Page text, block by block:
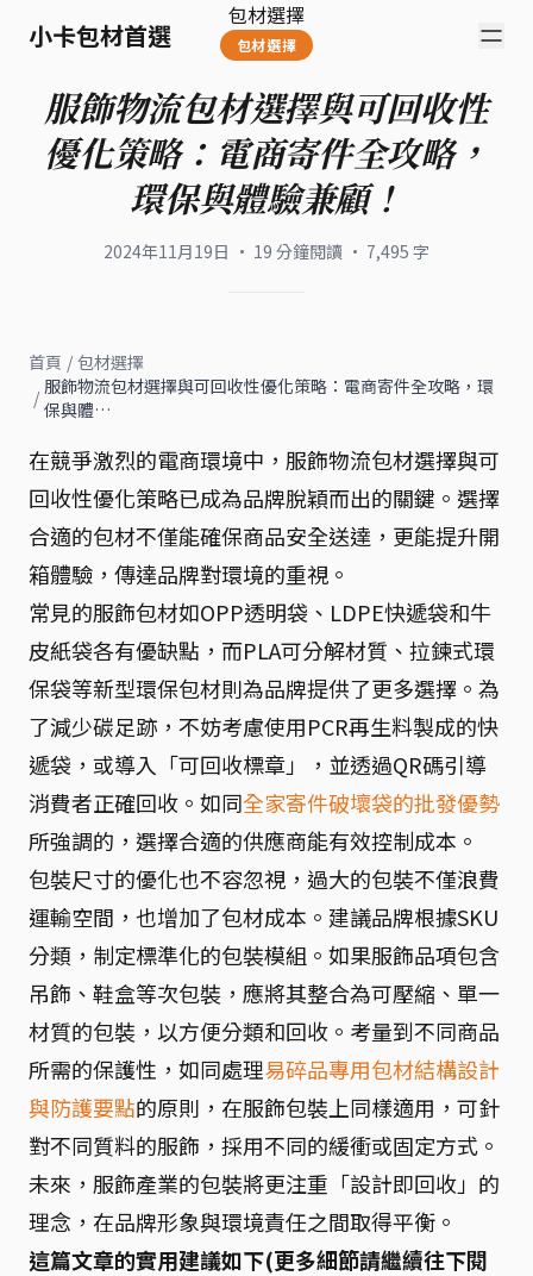
小卡包材首選
包材選擇
包材選擇
服飾物流包材選擇與可回收性
優化策略：電商寄件全攻略，
環保與體驗兼顧！
2024年11月19日 · 19 分鐘閱讀 · 7,495 字
首頁 / 包材選擇
/ 服飾物流包材選擇與可回收性優化策略：電商寄件全攻略，環
保與體…
在競爭激烈的電商環境中，服飾物流包材選擇與可
回收性優化策略已成為品牌脫穎而出的關鍵。選擇
合適的包材不僅能確保商品安全送達，更能提升開
箱體驗，傳達品牌對環境的重視。
常見的服飾包材如OPP透明袋、LDPE快遞袋和牛
皮紙袋各有優缺點，而PLA可分解材質、拉鍊式環
保袋等新型環保包材則為品牌提供了更多選擇。為
了減少碳足跡，不妨考慮使用PCR再生料製成的快
遞袋，或導入「可回收標章」，並透過QR碼引導
消費者正確回收。如同全家寄件破壞袋的批發優勢
所強調的，選擇合適的供應商能有效控制成本。
包裝尺寸的優化也不容忽視，過大的包裝不僅浪費
運輸空間，也增加了包材成本。建議品牌根據SKU
分類，制定標準化的包裝模組。如果服飾品項包含
吊飾、鞋盒等次包裝，應將其整合為可壓縮、單一
材質的包裝，以方便分類和回收。考量到不同商品
所需的保護性，如同處理易碎品專用包材結構設計
與防護要點的原則，在服飾包裝上同樣適用，可針
對不同質料的服飾，採用不同的緩衝或固定方式。
未來，服飾產業的包裝將更注重「設計即回收」的
理念，在品牌形象與環境責任之間取得平衡。
這篇文章的實用建議如下(更多細節請繼續往下閱